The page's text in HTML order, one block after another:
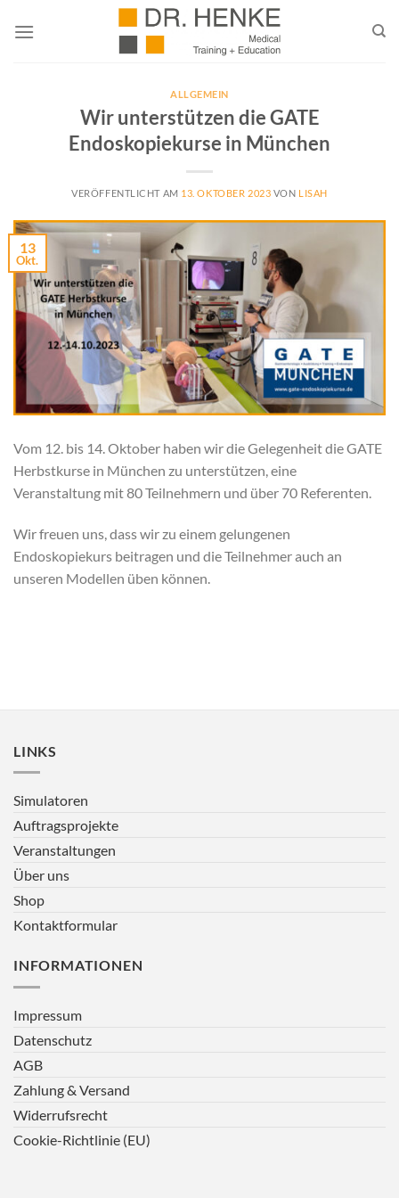
Inhalt
ALLGEMEIN
Wir unterstützen die GATE
Endoskopiekurse in München
VERÖFFENTLICHT AM 13. OKTOBER 2023 VON LISAH
13
Okt.
Vom 12. bis 14. Oktober haben wir die Gelegenheit die GATE
Herbstkurse in München zu unterstützen, eine
Veranstaltung mit 80 Teilnehmern und über 70 Referenten.
Wir freuen uns, dass wir zu einem gelungenen
Endoskopiekurs beitragen und die Teilnehmer auch an
unseren Modellen üben können.
LINKS
Simulatoren
Auftragsprojekte
Veranstaltungen
Über uns
Shop
Kontaktformular
INFORMATIONEN
Impressum
Datenschutz
AGB
Zahlung & Versand
Widerrufsrecht
Cookie-Richtlinie (EU)